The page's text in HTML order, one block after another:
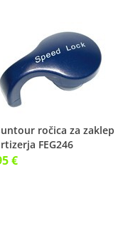
ročica za zaklep
FEG246
€